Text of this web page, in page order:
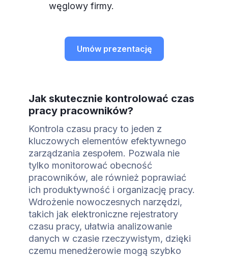
węglowy firmy.
Umów prezentację
Jak skutecznie kontrolować czas
pracy pracowników?
Kontrola czasu pracy to jeden z
kluczowych elementów efektywnego
zarządzania zespołem. Pozwala nie
tylko monitorować obecność
pracowników, ale również poprawiać
ich produktywność i organizację pracy.
Wdrożenie nowoczesnych narzędzi,
takich jak elektroniczne rejestratory
czasu pracy, ułatwia analizowanie
danych w czasie rzeczywistym, dzięki
czemu menedżerowie mogą szybko